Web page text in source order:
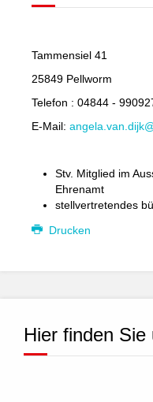
Tammensiel 41
25849 Pellworm
Telefon : 04844 -
E-Mail:
Stv. Mitglied im
Ehrenamt
stellvertretendes
Drucken
Hier finden Sie